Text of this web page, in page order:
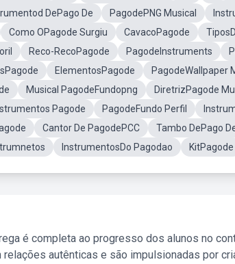
DePago De PagodePNG Musical
Como OPagode Surgiu CavacoPagode
Reco-RecoPagode PagodeInstruments
ElementosPagode PagodeWallpaper
Musical PagodeFundopng
DiretrizPagode
Pagode PagodeFundo Perfil
Cantor De PagodePCC Tambo DePago
InstrumentosDo Pagodao KitPagode
é completa ao progresso dos alunos no
autênticas e são impulsionadas por